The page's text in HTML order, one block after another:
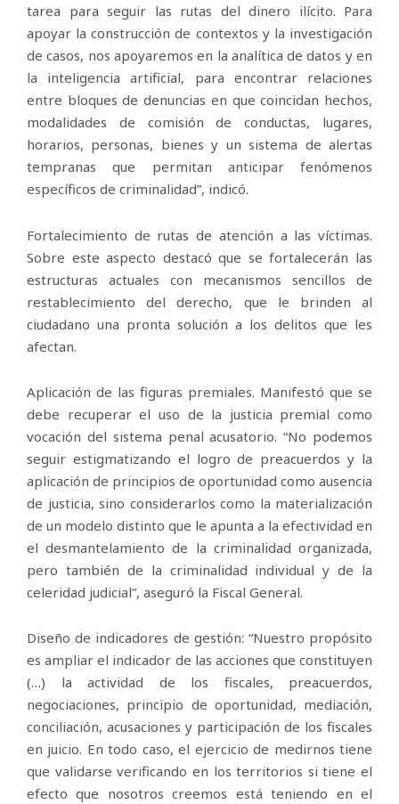
tarea para seguir las rutas del dinero ilícito. Para
apoyar la construcción de contextos y la investigación
de casos, nos apoyaremos en la analítica de datos y en
la inteligencia artificial, para encontrar relaciones
entre bloques de denuncias en que coincidan hechos,
modalidades de comisión de conductas, lugares,
horarios, personas, bienes y un sistema de alertas
tempranas que permitan anticipar fenómenos
específicos de criminalidad”, indicó.
Fortalecimiento de rutas de atención a las víctimas.
Sobre este aspecto destacó que se fortalecerán las
estructuras actuales con mecanismos sencillos de
restablecimiento del derecho, que le brinden al
ciudadano una pronta solución a los delitos que les
afectan.
Aplicación de las figuras premiales. Manifestó que se
debe recuperar el uso de la justicia premial como
vocación del sistema penal acusatorio. “No podemos
seguir estigmatizando el logro de preacuerdos y la
aplicación de principios de oportunidad como ausencia
de justicia, sino considerarlos como la materialización
de un modelo distinto que le apunta a la efectividad en
el desmantelamiento de la criminalidad organizada,
pero también de la criminalidad individual y de la
celeridad judicial”, aseguró la Fiscal General.
Diseño de indicadores de gestión: “Nuestro propósito
es ampliar el indicador de las acciones que constituyen
(…) la actividad de los fiscales, preacuerdos,
negociaciones, principio de oportunidad, mediación,
conciliación, acusaciones y participación de los fiscales
en juicio. En todo caso, el ejercicio de medirnos tiene
que validarse verificando en los territorios si tiene el
efecto que nosotros creemos está teniendo en el